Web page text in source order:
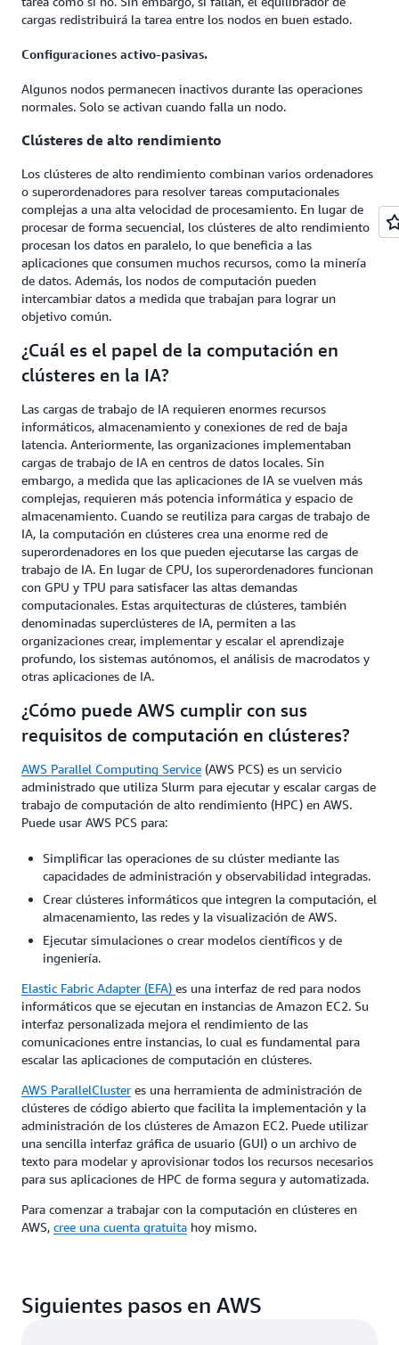
cargas redistribuirá la tarea entre los nodos en buen estado.
Configuraciones activo-pasivas.
Algunos nodos permanecen inactivos durante las operaciones
normales. Solo se activan cuando falla un nodo.
Clústeres de alto rendimiento
Los clústeres de alto rendimiento combinan varios ordenadores
o superordenadores para resolver tareas computacionales
complejas a una alta velocidad de procesamiento. En lugar de
procesar de forma secuencial, los clústeres de alto rendimiento
procesan los datos en paralelo, lo que beneficia a las
aplicaciones que consumen muchos recursos, como la minería
de datos. Además, los nodos de computación pueden
intercambiar datos a medida que trabajan para lograr un
objetivo común.
¿Cuál es el papel de la computación en
clústeres en la IA?
Las cargas de trabajo de IA requieren enormes recursos
informáticos, almacenamiento y conexiones de red de baja
latencia. Anteriormente, las organizaciones implementaban
cargas de trabajo de IA en centros de datos locales. Sin
embargo, a medida que las aplicaciones de IA se vuelven más
complejas, requieren más potencia informática y espacio de
almacenamiento. Cuando se reutiliza para cargas de trabajo de
IA, la computación en clústeres crea una enorme red de
superordenadores en los que pueden ejecutarse las cargas de
trabajo de IA. En lugar de CPU, los superordenadores funcionan
con GPU y TPU para satisfacer las altas demandas
computacionales. Estas arquitecturas de clústeres, también
denominadas superclústeres de IA, permiten a las
organizaciones crear, implementar y escalar el aprendizaje
profundo, los sistemas autónomos, el análisis de macrodatos y
otras aplicaciones de IA.
¿Cómo puede AWS cumplir con sus
requisitos de computación en clústeres?
AWS Parallel Computing Service (AWS PCS) es un servicio
administrado que utiliza Slurm para ejecutar y escalar cargas de
trabajo de computación de alto rendimiento (HPC) en AWS.
Puede usar AWS PCS para:
Simplificar las operaciones de su clúster mediante las
capacidades de administración y observabilidad integradas.
Crear clústeres informáticos que integren la computación, el
almacenamiento, las redes y la visualización de AWS.
Ejecutar simulaciones o crear modelos científicos y de
ingeniería.
Elastic Fabric Adapter (EFA) es una interfaz de red para nodos
informáticos que se ejecutan en instancias de Amazon EC2. Su
interfaz personalizada mejora el rendimiento de las
comunicaciones entre instancias, lo cual es fundamental para
escalar las aplicaciones de computación en clústeres.
AWS ParallelCluster es una herramienta de administración de
clústeres de código abierto que facilita la implementación y la
administración de los clústeres de Amazon EC2. Puede utilizar
una sencilla interfaz gráfica de usuario (GUI) o un archivo de
texto para modelar y aprovisionar todos los recursos necesarios
para sus aplicaciones de HPC de forma segura y automatizada.
Para comenzar a trabajar con la computación en clústeres en
AWS, cree una cuenta gratuita hoy mismo.
Siguientes pasos en AWS